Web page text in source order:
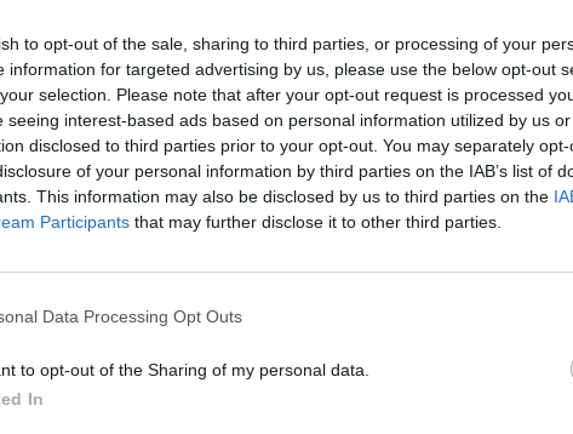
to opt-out of the sale, sharing to third parties, or processing of your
information for targeted advertising by us, please use the below opt-out
selection. Please note that after your opt-out request is processed
seeing interest-based ads based on personal information utilized by us
disclosed to third parties prior to your opt-out. You may separately
of your personal information by third parties on the IAB’s list of
This information may also be disclosed by us to third parties on the
Participants that may further disclose it to other third parties.
Data Processing Opt Outs
to opt-out of the Sharing of my personal data.
In
Rudy Giuliani a Come States?
americana